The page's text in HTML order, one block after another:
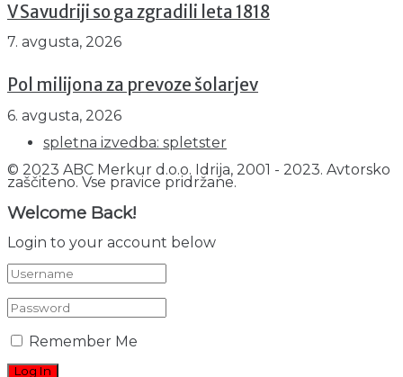
V Savudriji so ga zgradili leta 1818
7. avgusta, 2026
Pol milijona za prevoze šolarjev
6. avgusta, 2026
spletna izvedba: spletster
© 2023 ABC Merkur d.o.o. Idrija, 2001 - 2023. Avtorsko
zaščiteno. Vse pravice pridržane.
Welcome Back!
Login to your account below
Remember Me